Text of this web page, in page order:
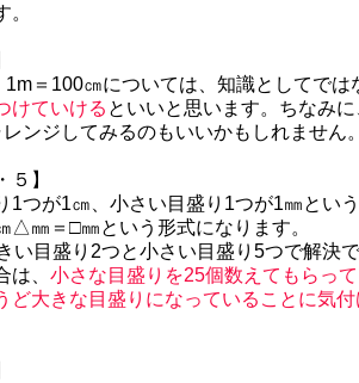
。
＝100㎝については、知識としてでは
けていける といいと思います。ちなみ
ンジしてみるのもいいかもしれません。
５】
1つが1㎝、小さい目盛り1つが1㎜とい
△㎜＝□㎜という形式になります。
い目盛り2つと小さい目盛り5つで解決
は、 小さな目盛りを25個数えてもらっ
ど大きな目盛りになっていることに気